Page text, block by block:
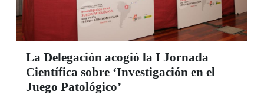
La Delegación acogió la I Jornada
Científica sobre ‘Investigación en el
Juego Patológico’